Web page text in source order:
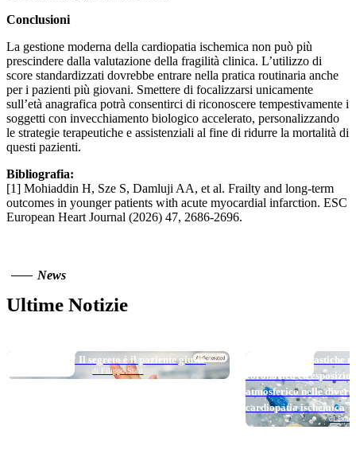
Conclusioni
La gestione moderna della cardiopatia ischemica non può più
prescindere dalla valutazione della fragilità clinica. L’utilizzo di
score standardizzati dovrebbe entrare nella pratica routinaria anche
per i pazienti più giovani. Smettere di focalizzarsi unicamente
sull’età anagrafica potrà consentirci di riconoscere tempestivamente i
soggetti con invecchiamento biologico accelerato, personalizzando
le strategie terapeutiche e assistenziali al fine di ridurre la mortalità di
questi pazienti.
Bibliografia:
[1] Mohiaddin H, Sze S, Damluji AA, et al. Frailty and long-term
outcomes in younger patients with acute myocardial infarction. ESC
European Heart Journal (2026) 47, 2686-2696.
News
Ultime Notizie
Long DAPT…? Il segreto è il paziente giusto
di Filippo Stazi
Micro e nanoplastiche
coronarica ed
atmosferico nelle
cardiopatia ischemica
di